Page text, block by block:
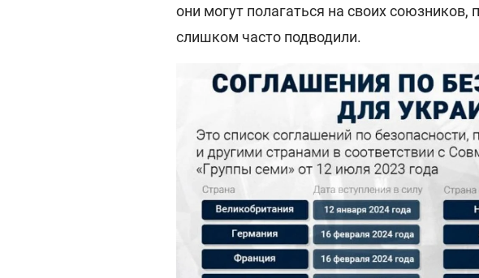
они могут полагаться на своих
слишком часто подводили.